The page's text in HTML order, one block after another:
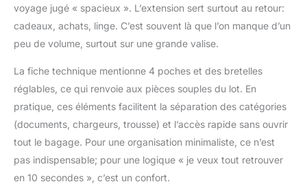
voyage jugé « spacieux ». L’extension sert surtout au retour:
cadeaux, achats, linge. C’est souvent là que l’on manque d’un
peu de volume, surtout sur une grande valise.
La fiche technique mentionne 4 poches et des bretelles
réglables, ce qui renvoie aux pièces souples du lot. En
pratique, ces éléments facilitent la séparation des catégories
(documents, chargeurs, trousse) et l’accès rapide sans ouvrir
tout le bagage. Pour une organisation minimaliste, ce n’est
pas indispensable; pour une logique « je veux tout retrouver
en 10 secondes », c’est un confort.